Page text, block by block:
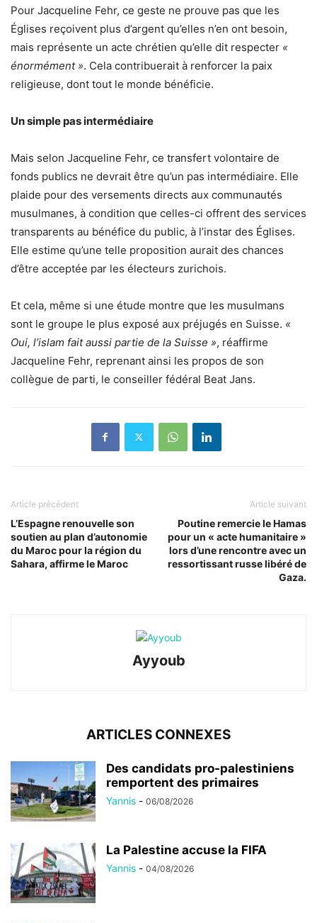
Pour Jacqueline Fehr, ce geste ne prouve pas que les
Églises reçoivent plus d’argent qu’elles n’en ont besoin,
mais représente un acte chrétien qu’elle dit respecter «
énormément ». Cela contribuerait à renforcer la paix
religieuse, dont tout le monde bénéficie.
Un simple pas intermédiaire
Mais selon Jacqueline Fehr, ce transfert volontaire de
fonds publics ne devrait être qu’un pas intermédiaire. Elle
plaide pour des versements directs aux communautés
musulmanes, à condition que celles-ci offrent des services
transparents au bénéfice du public, à l’instar des Églises.
Elle estime qu’une telle proposition aurait des chances
d’être acceptée par les électeurs zurichois.
Et cela, même si une étude montre que les musulmans
sont le groupe le plus exposé aux préjugés en Suisse. «
Oui, l’islam fait aussi partie de la Suisse », réaffirme
Jacqueline Fehr, reprenant ainsi les propos de son
collègue de parti, le conseiller fédéral Beat Jans.
Article précédent
L’Espagne renouvelle son
soutien au plan d’autonomie
du Maroc pour la région du
Sahara, affirme le Maroc
Article suivant
Poutine remercie le Hamas
pour un « acte humanitaire »
lors d’une rencontre avec un
ressortissant russe libéré de
Gaza.
Ayyoub
ARTICLES CONNEXES
Des candidats pro-palestiniens
remportent des primaires
Yannis - 06/08/2026
La Palestine accuse la FIFA
Yannis - 04/08/2026